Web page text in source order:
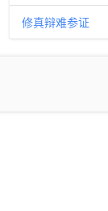
修真辩难参证